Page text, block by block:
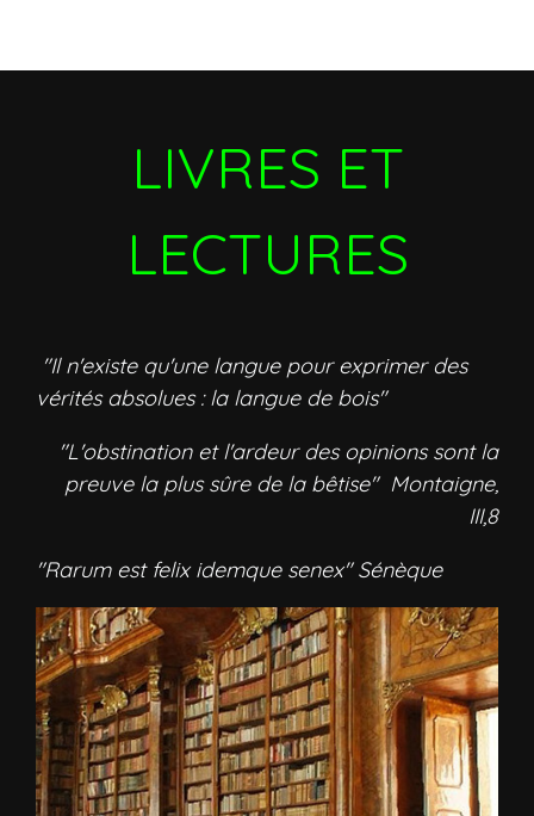
LIVRES ET
LECTURES
"Il n'existe qu'une langue pour exprimer des
vérités absolues : la langue de bois"
"L'obstination et l'ardeur des opinions sont la
preuve la plus sûre de la bêtise" Montaigne,
III,8
"Rarum est felix idemque senex" Sénèque